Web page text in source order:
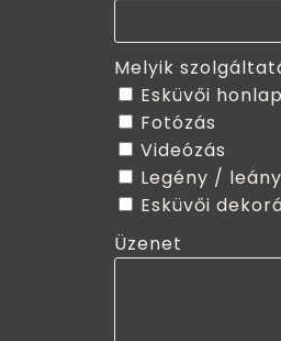
Melyik
Esküvői honlap
Fotózás
Videózás
Legény /
Esküvői
Üzenet